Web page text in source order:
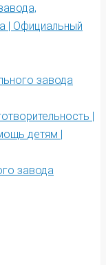
| Официальный
завода
|
детям |
завода